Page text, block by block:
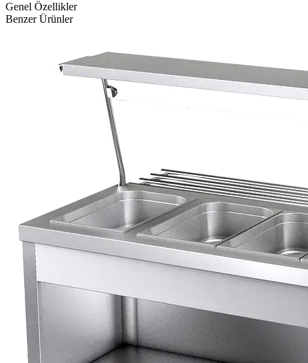
Genel Özellikler
Benzer Ürünler